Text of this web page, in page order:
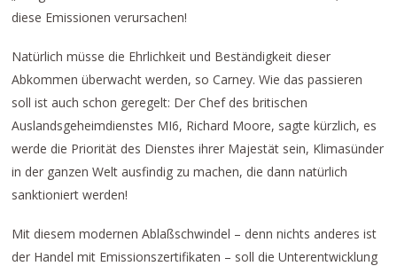
diese Emissionen verursachen!
Natürlich müsse die Ehrlichkeit und Beständigkeit dieser
Abkommen überwacht werden, so Carney. Wie das passieren
soll ist auch schon geregelt: Der Chef des britischen
Auslandsgeheimdienstes MI6, Richard Moore, sagte kürzlich, es
werde die Priorität des Dienstes ihrer Majestät sein, Klimasünder
in der ganzen Welt ausfindig zu machen, die dann natürlich
sanktioniert werden!
Mit diesem modernen Ablaßschwindel – denn nichts anderes ist
der Handel mit Emissionszertifikaten – soll die Unterentwicklung